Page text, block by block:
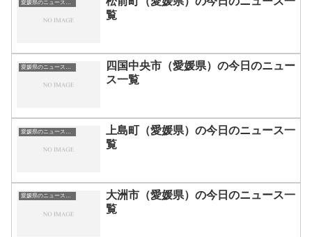
覧
四国中央市（愛媛県）の今日のニュー
ス一覧
上島町（愛媛県）の今日のニュース一
覧
愛媛県のニュース一覧
大洲市（愛媛県）の今日のニュース一
覧